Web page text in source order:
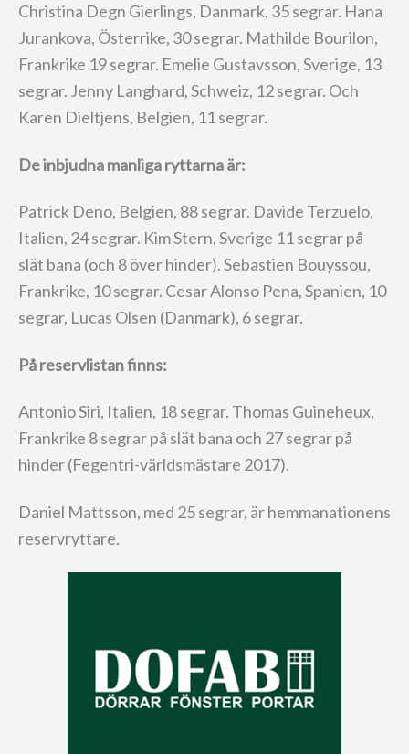
Christina Degn Gierlings, Danmark, 35 segrar. Hana
Jurankova, Österrike, 30 segrar. Mathilde Bourilon,
Frankrike 19 segrar. Emelie Gustavsson, Sverige, 13
segrar. Jenny Langhard, Schweiz, 12 segrar. Och
Karen Dieltjens, Belgien, 11 segrar.
De inbjudna manliga ryttarna är:
Patrick Deno, Belgien, 88 segrar. Davide Terzuelo,
Italien, 24 segrar. Kim Stern, Sverige 11 segrar på
slät bana (och 8 över hinder). Sebastien Bouyssou,
Frankrike, 10 segrar. Cesar Alonso Pena, Spanien, 10
segrar, Lucas Olsen (Danmark), 6 segrar.
På reservlistan finns:
Antonio Siri, Italien, 18 segrar. Thomas Guineheux,
Frankrike 8 segrar på slät bana och 27 segrar på
hinder (Fegentri-världsmästare 2017).
Daniel Mattsson, med 25 segrar, är hemmanationens
reservryttare.